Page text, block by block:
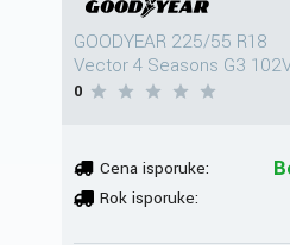
GOODYEAR 225/55 R18
Vector 4 Seasons G3
0
Cena isporuke:
Rok isporuke: